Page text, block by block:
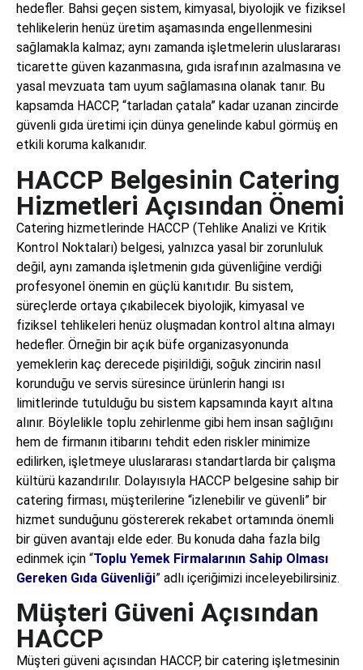
hedefler. Bahsi geçen sistem, kimyasal, biyolojik ve fiziksel
tehlikelerin henüz üretim aşamasında engellenmesini
sağlamakla kalmaz; aynı zamanda işletmelerin uluslararası
ticarette güven kazanmasına, gıda israfının azalmasına ve
yasal mevzuata tam uyum sağlamasına olanak tanır. Bu
kapsamda HACCP, “tarladan çatala” kadar uzanan zincirde
güvenli gıda üretimi için dünya genelinde kabul görmüş en
etkili koruma kalkanıdır.
HACCP Belgesinin Catering
Hizmetleri Açısından Önemi
Catering hizmetlerinde HACCP (Tehlike Analizi ve Kritik
Kontrol Noktaları) belgesi, yalnızca yasal bir zorunluluk
değil, aynı zamanda işletmenin gıda güvenliğine verdiği
profesyonel önemin en güçlü kanıtıdır. Bu sistem,
süreçlerde ortaya çıkabilecek biyolojik, kimyasal ve
fiziksel tehlikeleri henüz oluşmadan kontrol altına almayı
hedefler. Örneğin bir açık büfe organizasyonunda
yemeklerin kaç derecede pişirildiği, soğuk zincirin nasıl
korunduğu ve servis süresince ürünlerin hangi ısı
limitlerinde tutulduğu bu sistem kapsamında kayıt altına
alınır. Böylelikle toplu zehirlenme gibi hem insan sağlığını
hem de firmanın itibarını tehdit eden riskler minimize
edilirken, işletmeye uluslararası standartlarda bir çalışma
kültürü kazandırılır. Dolayısıyla HACCP belgesine sahip bir
catering firması, müşterilerine “izlenebilir ve güvenli” bir
hizmet sunduğunu göstererek rekabet ortamında önemli
bir güven avantajı elde eder. Bu konuda daha fazla bilg
edinmek için “Toplu Yemek Firmalarının Sahip Olması
Gereken Gıda Güvenliği” adlı içeriğimizi inceleyebilirsiniz.
Müşteri Güveni Açısından
HACCP
Müşteri güveni açısından HACCP, bir catering işletmesinin